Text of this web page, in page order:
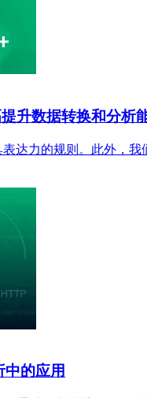
升数据转换和分析
达力的规则。此外，
的应用